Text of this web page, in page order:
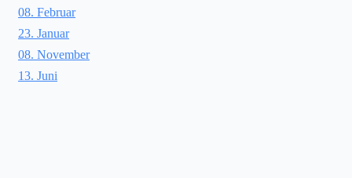
08. Februar
23. Januar
08. November
13. Juni